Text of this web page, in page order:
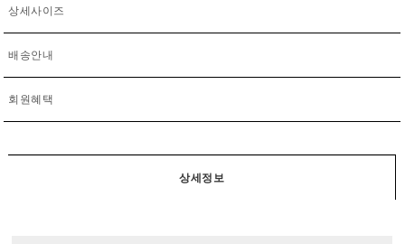
상세사이즈
배송안내
회원혜택
상세정보